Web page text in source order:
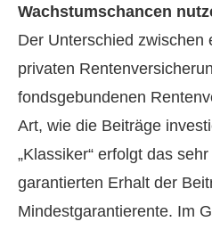
Wachstumschancen
Der Unterschied zwischen
privaten
fondsgebundenen
Art, wie die Beiträge
„Klassiker“ erfolgt das
garantierten Erhalt der
Mindestgarantierente. Im